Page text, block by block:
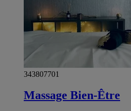
343807701
Massage Bien-Être